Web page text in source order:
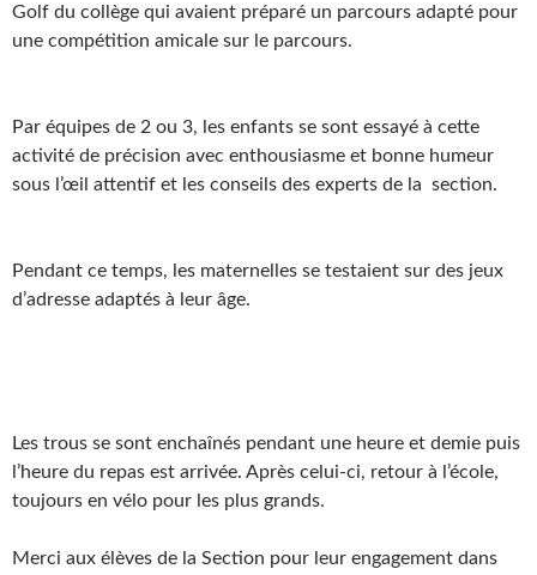
Golf du collège qui avaient préparé un parcours adapté pour
une compétition amicale sur le parcours.
Par équipes de 2 ou 3, les enfants se sont essayé à cette
activité de précision avec enthousiasme et bonne humeur
sous l’œil attentif et les conseils des experts de la section.
Pendant ce temps, les maternelles se testaient sur des jeux
d’adresse adaptés à leur âge.
Les trous se sont enchaînés pendant une heure et demie puis
l’heure du repas est arrivée. Après celui-ci, retour à l’école,
toujours en vélo pour les plus grands.
Merci aux élèves de la Section pour leur engagement dans